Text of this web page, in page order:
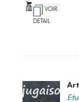
VOIR
DETAIL